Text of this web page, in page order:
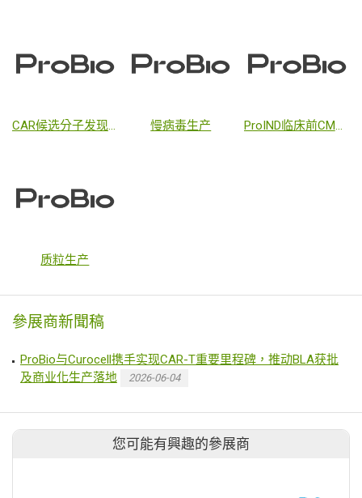
CAR候选分子发现服务 慢病毒生产 ProIND临床前CMC开发
质粒生产
參展商新聞稿
ProBio与Curocell携手实现CAR-T重要里程碑，推动BLA获批
及商业化生产落地
2026-06-04
您可能有興趣的參展商